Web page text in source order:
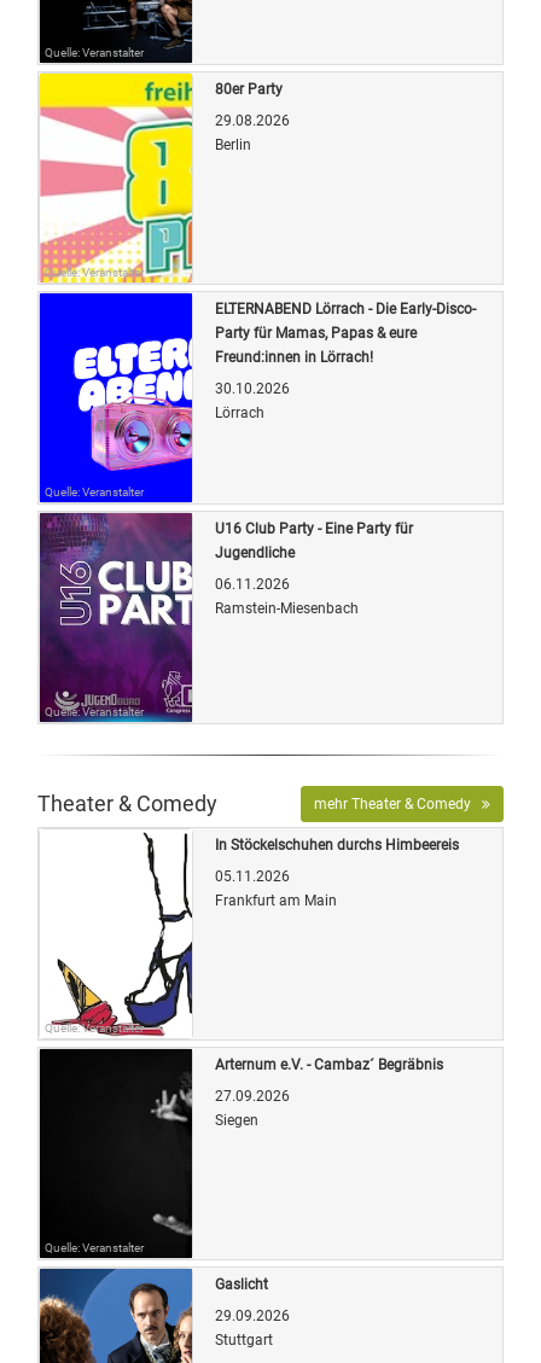
Quelle: Veranstalter
Quelle: Veranstalter
80er Party
29.08.2026
Berlin
Quelle: Veranstalter
ELTERNABEND Lörrach - Die Early-Disco-
Party für Mamas, Papas & eure
Freund:innen in Lörrach!
30.10.2026
Lörrach
Quelle: Veranstalter
U16 Club Party - Eine Party für
Jugendliche
06.11.2026
Ramstein-Miesenbach
Theater & Comedy mehr Theater & Comedy
Quelle: Veranstalter
In Stöckelschuhen durchs Himbeereis
05.11.2026
Frankfurt am Main
Quelle: Veranstalter
Arternum e.V. - Cambaz´ Begräbnis
27.09.2026
Siegen
Gaslicht
29.09.2026
Stuttgart